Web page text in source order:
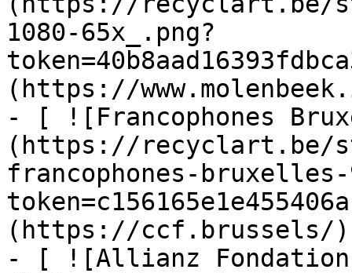
1080-65x_.png?
(https://
- [ ![Francophones
(https://recyclart.be/
francophones-bruxelles-
(https://ccf.brussels/)
- [ ![Allianz